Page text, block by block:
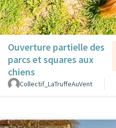
Ouverture partielle des
parcs et squares aux
chiens
Collectif_LaTruffeAuVent